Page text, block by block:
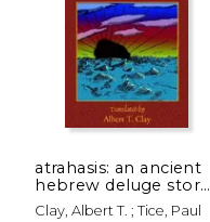
15%
dcto.
atrahasis: an ancient
hebrew deluge story
(en Inglés)
Clay, Albert T. ; Tice, Paul